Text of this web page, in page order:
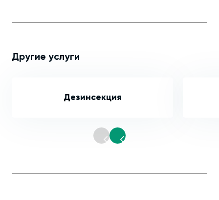
Другие услуги
Дезинсекция